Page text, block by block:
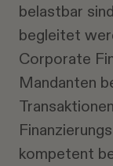
belastbar
begleitet
Corporate
Mandanten
kompetent